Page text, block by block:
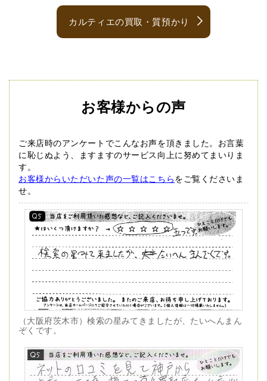
カルティエの買取・質預かり
お客様からの声
ご来店時のアンケートでこんなお声を頂きました。 お言葉
に恥じぬよう、ますますのサービス向上に努めてまいりま
す。
お客様からいただいた声の一覧はこちらをご覧くださいま
せ。
（大阪府茨木市）検索の星みてきましたが、たいへんまん
ぞくです。